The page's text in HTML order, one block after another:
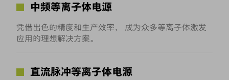
中频等离子体电源
凭借出色的精度和生产效率， 成为众多等离子体激发
应用的理想解决方案。
直流脉冲等离子体电源